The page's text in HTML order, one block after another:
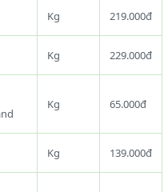
Kg 219.000đ
Kg 229.000đ
Kg 65.000đ
Kg 139.000đ